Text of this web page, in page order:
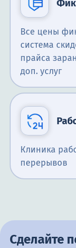
Все цены
система
прайса
доп. услуг
Клиника
перерывов
Сделайте